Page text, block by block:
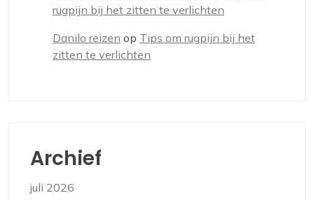
rugpijn bij het zitten te verlichten
Danilo reizen op Tips om rugpijn bij het
zitten te verlichten
Archief
juli 2026